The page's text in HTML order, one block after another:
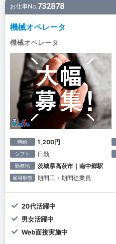
お仕事No.732878
機械オペレータ
機械オペレータ
時給 1,200円
シフト 日勤
勤務地 茨城県高萩市｜南中郷駅
雇用形態 期間工・期間従業員
20代活躍中
男女活躍中
Web面接実施中